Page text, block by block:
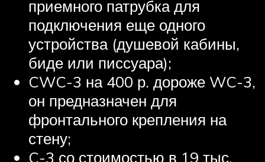
приемного патрубка для
подключения еще одного
устройства (душевой кабины,
биде или писсуара);
CWC-3 на 400 р. дороже WC-3,
он предназначен для
фронтального крепления на
стену;
C-3 со стоимостью в 19 тыс.